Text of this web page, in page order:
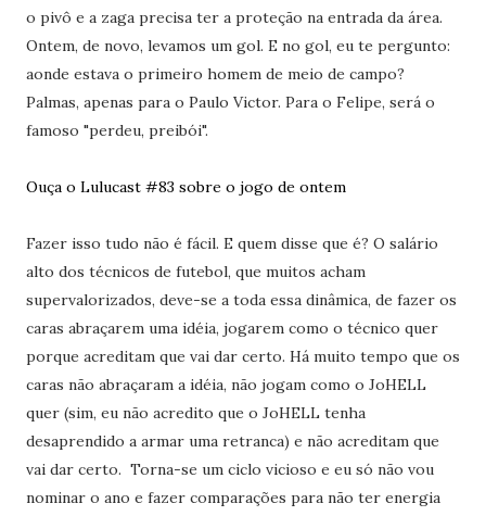
o pivô e a zaga precisa ter a proteção na entrada da área.
Ontem, de novo, levamos um gol. E no gol, eu te pergunto:
aonde estava o primeiro homem de meio de campo?
Palmas, apenas para o Paulo Victor. Para o Felipe, será o
famoso "perdeu, preibói".
Ouça o Lulucast #83 sobre o jogo de ontem
Fazer isso tudo não é fácil. E quem disse que é? O salário
alto dos técnicos de futebol, que muitos acham
supervalorizados, deve-se a toda essa dinâmica, de fazer os
caras abraçarem uma idéia, jogarem como o técnico quer
porque acreditam que vai dar certo. Há muito tempo que os
caras não abraçaram a idéia, não jogam como o JoHELL
quer (sim, eu não acredito que o JoHELL tenha
desaprendido a armar uma retranca) e não acreditam que
vai dar certo. Torna-se um ciclo vicioso e eu só não vou
nominar o ano e fazer comparações para não ter energia